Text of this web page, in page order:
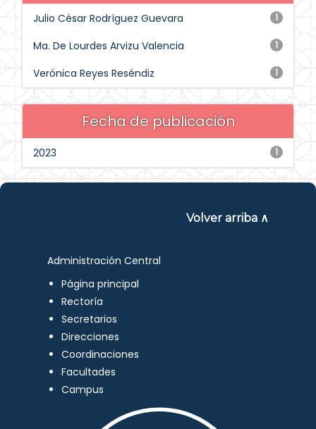
1
Julio César Rodríguez Guevara
1
Ma. De Lourdes Arvizu Valencia
1
Verónica Reyes Reséndiz
Fecha de publicación
1
2023
Volver arriba ∧
Administración Central
Página principal
Rectoría
Secretarios
Direcciones
Coordinaciones
Facultades
Campus